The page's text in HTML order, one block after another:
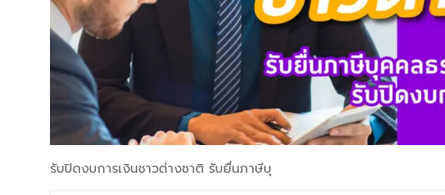
รับปิดงบการเงินชาวต่างชาติ รับยื่นภาษีบุ